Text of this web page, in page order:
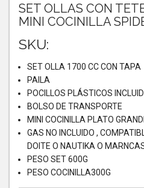
SET OLLAS CON
MINI COCINILLA
SKU:
SET OLLA 1700 CC CON TAPA
PAILA
POCILLOS PLÁSTICOS
BOLSO DE TRANSPORTE
MINI COCINILLA PLATO
GAS NO INCLUIDO ,
DOITE O NAUTIKA O
PESO SET 600G
PESO COCINILLA300G